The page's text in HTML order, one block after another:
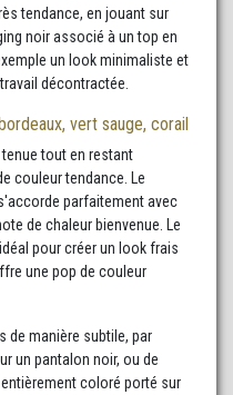
tendance, en jouant sur
noir associé à un top en
un look minimaliste et
décontractée.
vert sauge, corail
tout en restant
couleur tendance. Le
parfaitement avec
de chaleur bienvenue. Le
pour créer un look frais
une pop de couleur
de manière subtile, par
un pantalon noir, ou de
coloré porté sur